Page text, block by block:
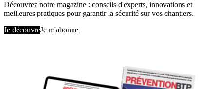
Découvrez notre magazine : conseils d'experts, innovations et
meilleures pratiques pour garantir la sécurité sur vos chantiers.
Je découvreJe m'abonne